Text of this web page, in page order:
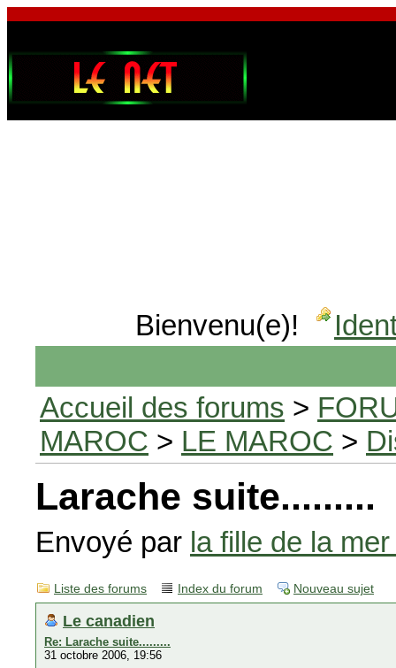
Bienvenu(e)!
Accueil des forums >
MAROC > LE MAROC >
Larache suite.........
Envoyé par la fille de la
Liste des forums Index du forum Nouveau sujet
Le canadien
Re: Larache suite.........
31 octobre 2006, 19:56